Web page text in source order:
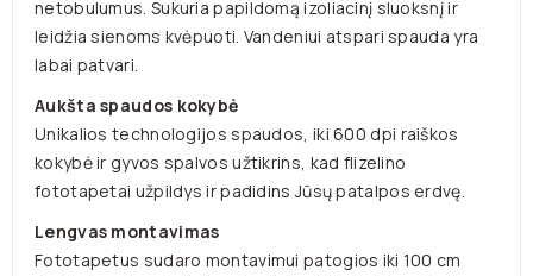
netobulumus. Sukuria papildomą izoliacinį sluoksnį ir
leidžia sienoms kvėpuoti. Vandeniui atspari spauda yra
labai patvari.
Aukšta spaudos kokybė
Unikalios technologijos spaudos, iki 600 dpi raiškos
kokybė ir gyvos spalvos užtikrins, kad flizelino
fototapetai užpildys ir padidins Jūsų patalpos erdvę.
Lengvas montavimas
Fototapetus sudaro montavimui patogios iki 100 cm